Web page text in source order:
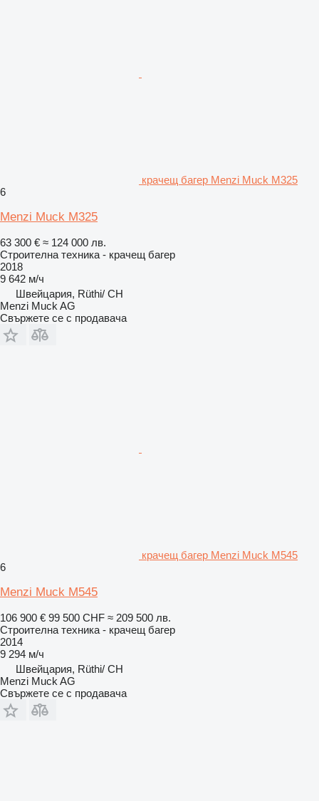
крачещ багер Menzi Muck M325
6
Menzi Muck M325
63 300 € ≈ 124 000 лв.
Строителна техника - крачещ багер
2018
9 642 м/ч
Швейцария, Rüthi/ CH
Menzi Muck AG
Свържете се с продавача
крачещ багер Menzi Muck M545
6
Menzi Muck M545
106 900 € 99 500 CHF ≈ 209 500 лв.
Строителна техника - крачещ багер
2014
9 294 м/ч
Швейцария, Rüthi/ CH
Menzi Muck AG
Свържете се с продавача